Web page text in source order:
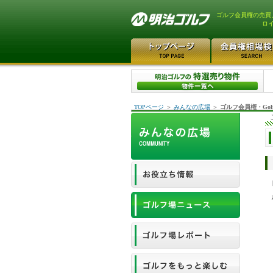
ゴルフ会員権の売
ロ
TOPページ ＞ みんなの広場 ＞ ゴルフ会員権・